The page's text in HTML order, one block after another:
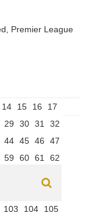
Premier League
14 15 16
17
29 30 31
32
44 45 46
47
59 60 61
62
103 104
105